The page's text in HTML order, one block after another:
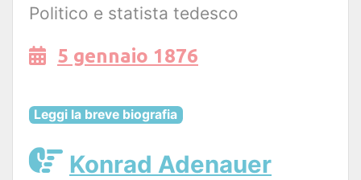
Politico e statista tedesco
5 gennaio 1876
Leggi la breve biografia
Konrad Adenauer